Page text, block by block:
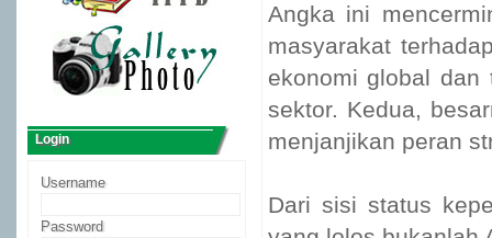
Login
Username
Password
Angka ini
masyarakat
ekonomi global dan
sektor. Kedua,
menjanjikan peran
Dari sisi status